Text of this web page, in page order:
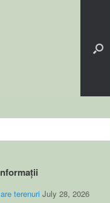
terenuri July 28, 2026